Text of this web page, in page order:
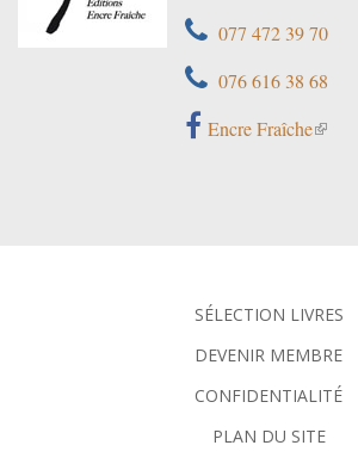
077 472 39 70
076 616 38 68
Encre Fraîche
SÉLECTION LIVRES
DEVENIR MEMBRE
CONFIDENTIALITÉ
PLAN DU SITE